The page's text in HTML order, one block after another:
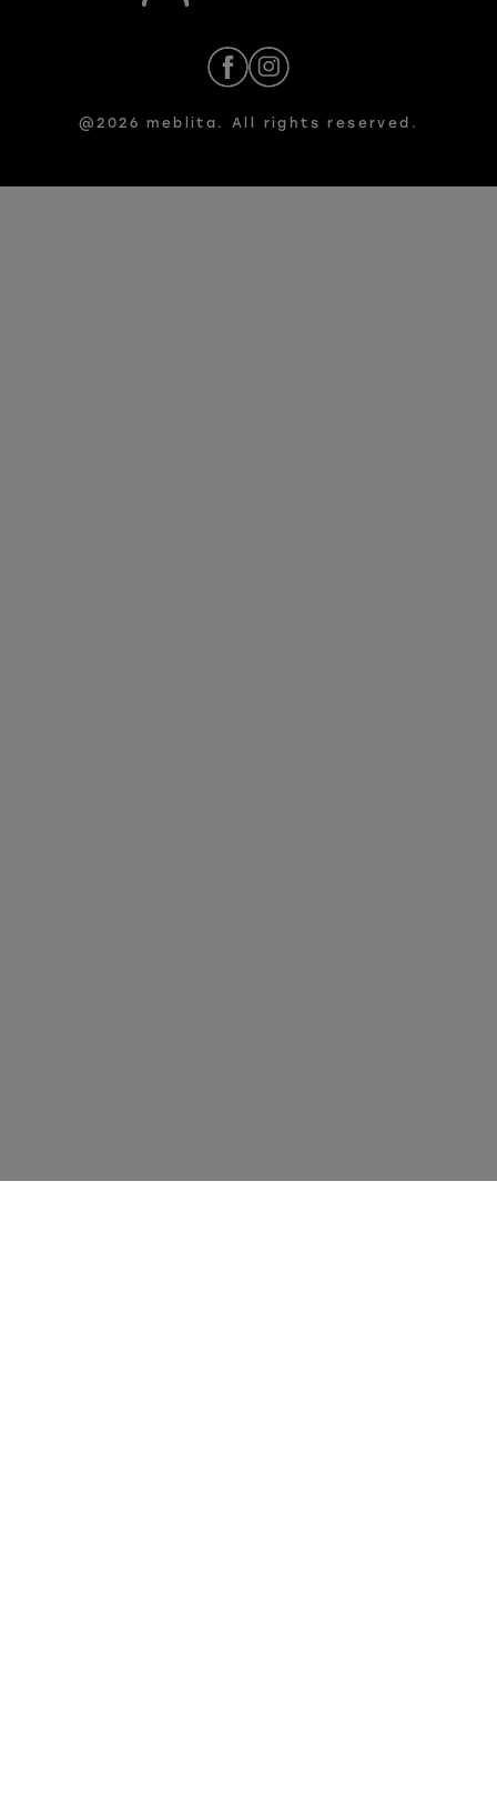
@2026 meblita. All rights reserved.